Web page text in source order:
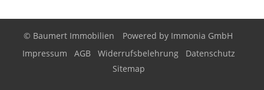
© Baumert Immobilien Powered by Immonia GmbH
Impressum
AGB Widerrufsbelehrung
Datenschutz
Sitemap